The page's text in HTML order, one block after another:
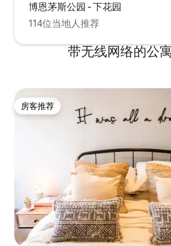
博恩茅斯公园 - 下花园
114位当地人推荐
带无线网络的公
房客推荐
房客推荐